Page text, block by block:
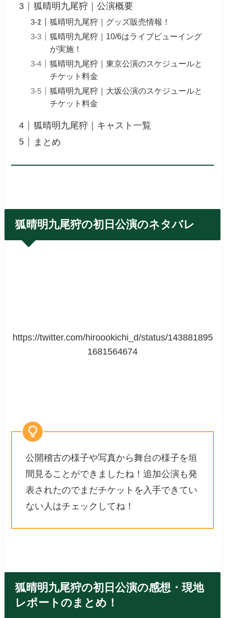
狐晴明九尾狩｜公演概要
狐晴明九尾狩｜グッズ販売情報！
狐晴明九尾狩｜10/6はライブビューイング
が実施！
狐晴明九尾狩｜東京公演のスケジュールと
チケット料金
狐晴明九尾狩｜大坂公演のスケジュールと
チケット料金
狐晴明九尾狩｜キャスト一覧
まとめ
狐晴明九尾狩の初日公演のネタバレ
https://twitter.com/hiroookichi_d/status/143881895
1681564674
公開稽古の様子や写真から舞台の様子を垣
間見ることができましたね！追加公演も発
表されたのでまだチケットを入手できてい
ない人はチェックしてね！
狐晴明九尾狩の初日公演の感想・現地
レポートのまとめ！